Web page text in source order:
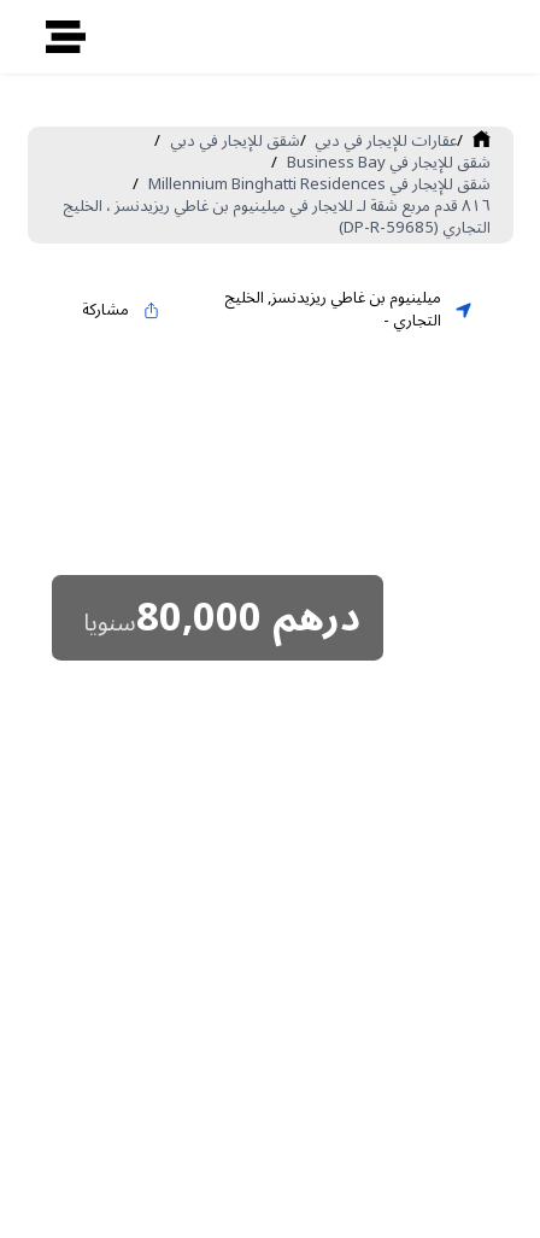
/عقارات للإيجار في دبي /شقق للإيجار في دبي /
شقق للإيجار في Business Bay /
شقق للإيجار في Millennium Binghatti Residences /
٨١٦ قدم مربع شقة لـ للايجار في ميلينيوم بن غاطي ريزيدنسز ، الخليج
التجاري (DP-R-59685)
ميلينيوم بن غاطي ريزيدنسز,الخليج
التجاري- مشاركة
درهم80,000سنويا